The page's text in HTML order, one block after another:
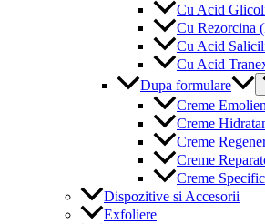
Cu Acid
Cu Rezorcina
Cu Acid
Cu Acid
Dupa formulare
Creme
Creme
Creme
Creme
Creme
Dispozitive si Accesorii
Exfoliere